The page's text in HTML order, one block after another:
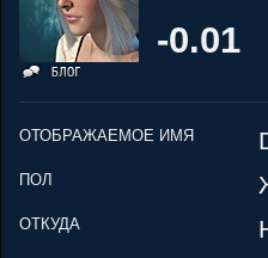
-0.01
ОТОБРАЖАЕМОЕ ИМЯ
ПОЛ
ОТКУДА